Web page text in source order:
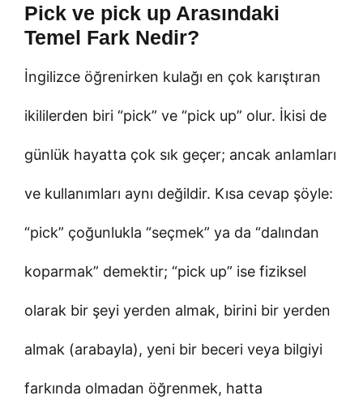
Pick ve pick up Arasındaki
Temel Fark Nedir?
İngilizce öğrenirken kulağı en çok karıştıran
ikililerden biri “pick” ve “pick up” olur. İkisi de
günlük hayatta çok sık geçer; ancak anlamları
ve kullanımları aynı değildir. Kısa cevap şöyle:
“pick” çoğunlukla “seçmek” ya da “dalından
koparmak” demektir; “pick up” ise fiziksel
olarak bir şeyi yerden almak, birini bir yerden
almak (arabayla), yeni bir beceri veya bilgiyi
farkında olmadan öğrenmek, hatta